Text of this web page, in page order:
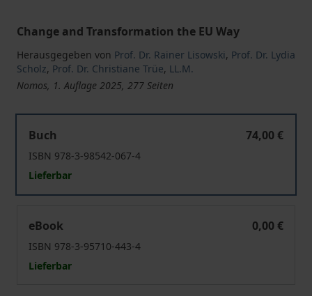
Change and Transformation the EU Way
Herausgegeben von Prof. Dr. Rainer Lisowski, Prof. Dr. Lydia
Scholz, Prof. Dr. Christiane Trüe, LL.M.
Nomos, 1. Auflage 2025, 277 Seiten
Buch
74,00 €
ISBN 978-3-98542-067-4
Lieferbar
eBook
0,00 €
ISBN 978-3-95710-443-4
Lieferbar